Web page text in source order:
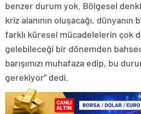
benzer durum yok. Bölgesel
kriz alanının oluşacağı, dünyanın
farklı küresel mücadelelerin çok
gelebileceği bir dönemden
barışımızı muhafaza edip, bu
gerekiyor” dedi.